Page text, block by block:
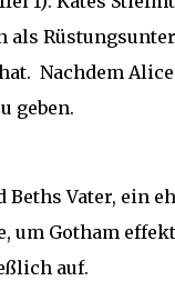
als
Nachdem
geben.
Beths Vater, ein
um Gotham
auf.